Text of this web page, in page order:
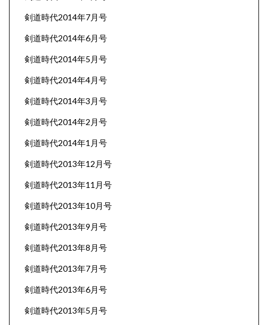
剣道時代2014年7月号
剣道時代2014年6月号
剣道時代2014年5月号
剣道時代2014年4月号
剣道時代2014年3月号
剣道時代2014年2月号
剣道時代2014年1月号
剣道時代2013年12月号
剣道時代2013年11月号
剣道時代2013年10月号
剣道時代2013年9月号
剣道時代2013年8月号
剣道時代2013年7月号
剣道時代2013年6月号
剣道時代2013年5月号